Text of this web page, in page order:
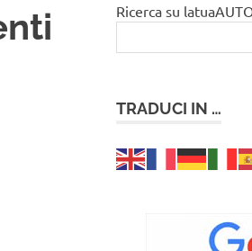
Ricerca su
TRADUCI IN …